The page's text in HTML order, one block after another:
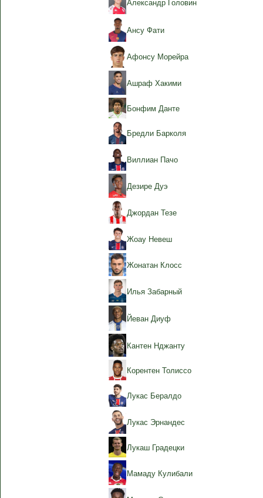
Александр Головин
Ансу Фати
Афонсу Морейра
Ашраф Хакими
Бонфим Данте
Бредли Барколя
Виллиан Пачо
Дезире Дуэ
Джордан Тезе
Жоау Невеш
Жонатан Клосс
Илья Забарный
Йеван Диуф
Кантен Нджанту
Корентен Толиссо
Лукас Бералдо
Лукас Эрнандес
Лукаш Градецки
Мамаду Кулибали